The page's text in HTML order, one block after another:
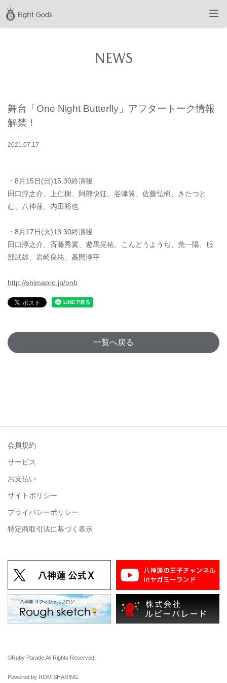
NEWS
舞台「One Night Butterfly」アフタートーク情報
解禁！
2021.07.17
・8月15日(日)15:30終演後
田口淳之介、上仁樹、阿部快征、谷津翼、佐藤弘樹、きたつと
む、八神蓮、内田裕也
・8月17日(火)13:30終演後
田口淳之介、斉藤秀翼、遊馬晃祐、こんどうようぢ、荒一陽、服
部武雄、岩崎良祐、高間淳平
http://shimapro.jp/onb
一覧へ戻る
会員規約
サービス
お支払い
サイトポリシー
プライバシーポリシー
特定商取引法に基づく表示
©Ruby Parade.All Rights Reserved.
Powered by ROM SHARING